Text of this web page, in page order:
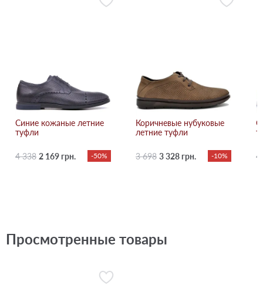
Синие кожаные летние
туфли
4 338 2 169 грн. -50%
Коричневые нубуковые
летние туфли
3 698 3 328 грн. -10% 4
Просмотренные товары